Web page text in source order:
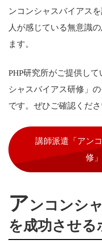
ンコンシャスバイアス
人が感じている無意識
ます。
PHP研究所がご提供し
シャスバイアス研修」
です。ぜひご確認くださ
講師派遣「アン
修
アンコンシ
を成功させる